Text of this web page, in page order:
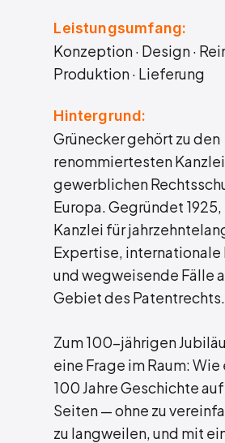
Leistungsumfang:
Konzeption · Design ·
Produktion · Lieferung
Hintergrund:
Grünecker gehört zu den
renommiertesten
gewerblichen
Europa. Gegründet
Kanzlei für
Expertise, internationale
und wegweisende Fälle
Gebiet des Patentrechts.
Zum 100-jährigen
eine Frage im Raum:
100 Jahre Geschichte
Seiten — ohne zu
zu langweilen, und mit